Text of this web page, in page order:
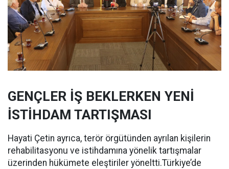
GENÇLER İŞ BEKLERKEN YENİ
İSTİHDAM TARTIŞMASI
Hayati Çetin ayrıca, terör örgütünden ayrılan kişilerin
rehabilitasyonu ve istihdamına yönelik tartışmalar
üzerinden hükümete eleştiriler yöneltti.Türkiye’de